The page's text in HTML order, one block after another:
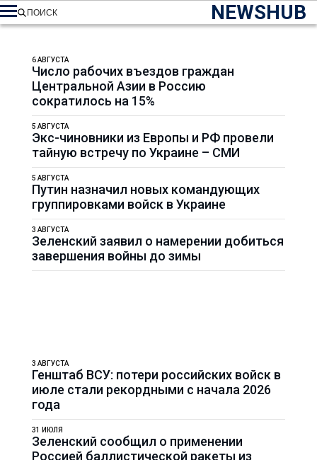
NEWSHUB
ПОИСК
Число рабочих въездов граждан
Центральной Азии в Россию
сократилось на 15%
6 АВГУСТА
Экс-чиновники из Европы и РФ провели
тайную встречу по Украине – СМИ
5 АВГУСТА
Путин назначил новых командующих
группировками войск в Украине
5 АВГУСТА
Зеленский заявил о намерении добиться
завершения войны до зимы
3 АВГУСТА
Генштаб ВСУ: потери российских войск в
июле стали рекордными с начала 2026
года
3 АВГУСТА
Зеленский сообщил о применении
Россией баллистической ракеты из
31 ИЮЛЯ